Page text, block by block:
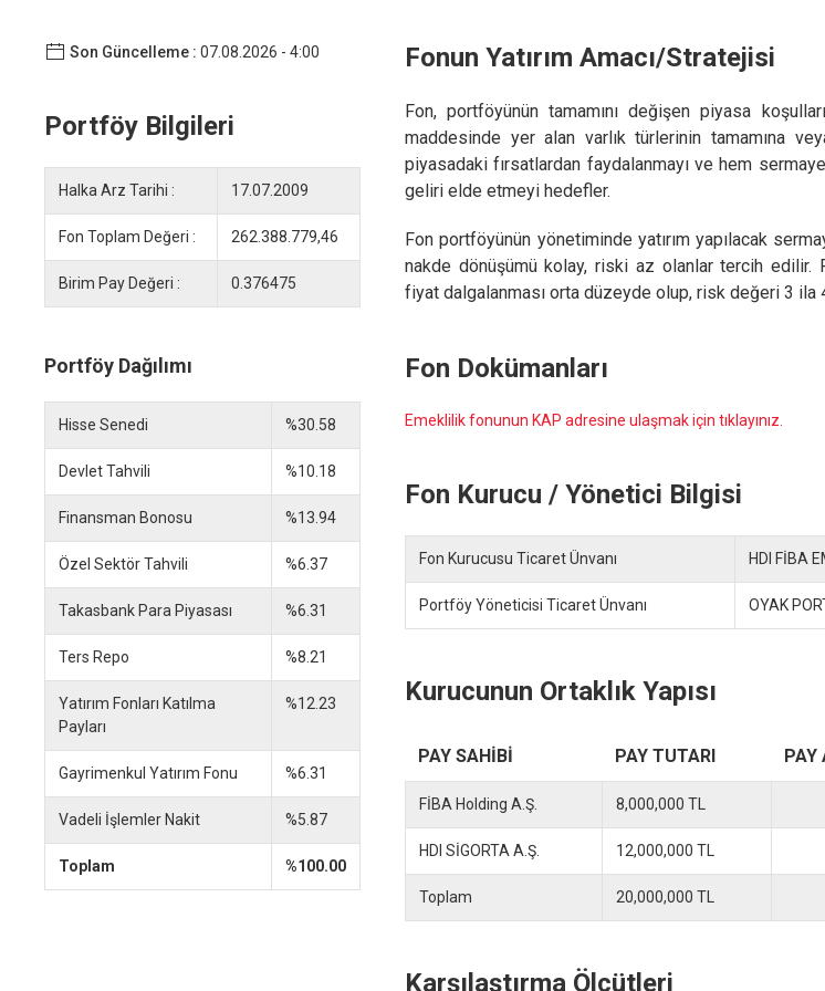
Son Güncelleme : 07.08.2026 - 4:00
Portföy Bilgileri
Halka Arz Tarihi : 17.07.2009
Fon Toplam Değeri : 262.388.779,46
Birim Pay Değeri : 0.376475
Portföy Dağılımı
Hisse Senedi %30.58
Devlet Tahvili %10.18
Finansman Bonosu %13.94
Özel Sektör Tahvili %6.37
Takasbank Para Piyasası %6.31
Ters Repo %8.21
Yatırım Fonları Katılma
Payları
%12.23
Gayrimenkul Yatırım Fonu %6.31
Vadeli İşlemler Nakit %5.87
Toplam %100.00
Fonun Yatırım Amacı/Stratejisi
Fon, portföyünün tamamını değişen piyasa
maddesinde yer alan varlık türlerinin tamamına
piyasadaki fırsatlardan faydalanmayı ve hem
geliri elde etmeyi hedefler.
Fon portföyünün yönetiminde yatırım yapılacak
nakde dönüşümü kolay, riski az olanlar tercih edilir.
fiyat dalgalanması orta düzeyde olup, risk değeri 3 ila
Fon Dokümanları
Emeklilik fonunun KAP adresine ulaşmak için tıklayınız.
Fon Kurucu / Yönetici Bilgisi
Fon Kurucusu Ticaret Ünvanı HDI FİBA
Portföy Yöneticisi Ticaret Ünvanı OYAK
Kurucunun Ortaklık Yapısı
PAY SAHİBİ PAY TUTARI PAY
FİBA Holding A.Ş. 8,000,000 TL
HDI SİGORTA A.Ş. 12,000,000 TL
Toplam 20,000,000 TL
Karşılaştırma Ölçütleri